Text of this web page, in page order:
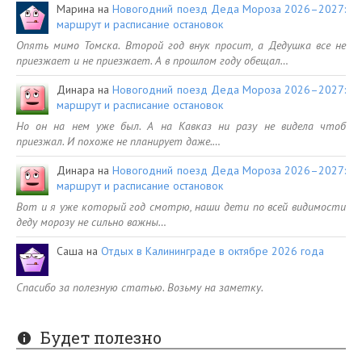
Марина наНовогодний поезд Деда Мороза 2026–2027:
маршрут и расписание остановок
Опять мимо Томска. Второй год внук просит, а Дедушка все не
приезжает и не приезжает. А в прошлом году обещал…
Динара наНовогодний поезд Деда Мороза 2026–2027:
маршрут и расписание остановок
Но он на нем уже был. А на Кавказ ни разу не видела чтоб
приезжал. И похоже не планирует даже.…
Динара наНовогодний поезд Деда Мороза 2026–2027:
маршрут и расписание остановок
Вот и я уже который год смотрю, наши дети по всей видимости
деду морозу не сильно важны…
Саша на Отдых в Калининграде в октябре 2026 года
Спасибо за полезную статью. Возьму на заметку.
Будет полезно